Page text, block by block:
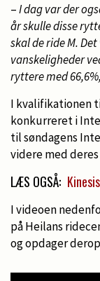
–I dag var der
år skulle disse
skal de ride M.
vanskeligheder
ryttere med 66,6%,
I kvalifikationen
konkurreret i
til søndagens
videre med
LÆS OGSÅ:
I videoen
på Heilans
og opdager